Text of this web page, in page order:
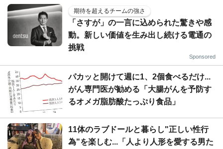
期待を超えるチームの強さ
「さすが」の一言に込められた驚きや感
動。新しい価値を生み出し続ける電通の
挑戦
Sponsored
パカッと開けて週に1、2個食べるだけ...
がん専門医が勧める「大腸がんを予防す
るオメガ脂肪酸たっぷり食品」
11体のラブドールと暮らし"正しい性行
為"を楽しむ...「人より人形を愛する男た